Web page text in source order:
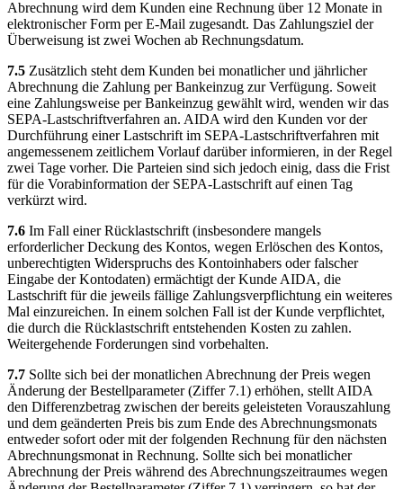
Abrechnung wird dem Kunden eine Rechnung über 12 Monate in
elektronischer Form per E-Mail zugesandt. Das Zahlungsziel der
Überweisung ist zwei Wochen ab Rechnungsdatum.
7.5 Zusätzlich steht dem Kunden bei monatlicher und jährlicher
Abrechnung die Zahlung per Bankeinzug zur Verfügung. Soweit
eine Zahlungsweise per Bankeinzug gewählt wird, wenden wir das
SEPA-Lastschriftverfahren an. AIDA wird den Kunden vor der
Durchführung einer Lastschrift im SEPA-Lastschriftverfahren mit
angemessenem zeitlichem Vorlauf darüber informieren, in der Regel
zwei Tage vorher. Die Parteien sind sich jedoch einig, dass die Frist
für die Vorabinformation der SEPA-Lastschrift auf einen Tag
verkürzt wird.
7.6 Im Fall einer Rücklastschrift (insbesondere mangels
erforderlicher Deckung des Kontos, wegen Erlöschen des Kontos,
unberechtigten Widerspruchs des Kontoinhabers oder falscher
Eingabe der Kontodaten) ermächtigt der Kunde AIDA, die
Lastschrift für die jeweils fällige Zahlungsverpflichtung ein weiteres
Mal einzureichen. In einem solchen Fall ist der Kunde verpflichtet,
die durch die Rücklastschrift entstehenden Kosten zu zahlen.
Weitergehende Forderungen sind vorbehalten.
7.7 Sollte sich bei der monatlichen Abrechnung der Preis wegen
Änderung der Bestellparameter (Ziffer 7.1) erhöhen, stellt AIDA
den Differenzbetrag zwischen der bereits geleisteten Vorauszahlung
und dem geänderten Preis bis zum Ende des Abrechnungsmonats
entweder sofort oder mit der folgenden Rechnung für den nächsten
Abrechnungsmonat in Rechnung. Sollte sich bei monatlicher
Abrechnung der Preis während des Abrechnungszeitraumes wegen